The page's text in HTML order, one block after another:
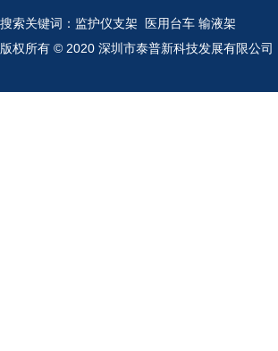
搜索关键词：监护仪支架 医用台车 输液架
版权所有 © 2020 深圳市泰普新科技发展有限公司